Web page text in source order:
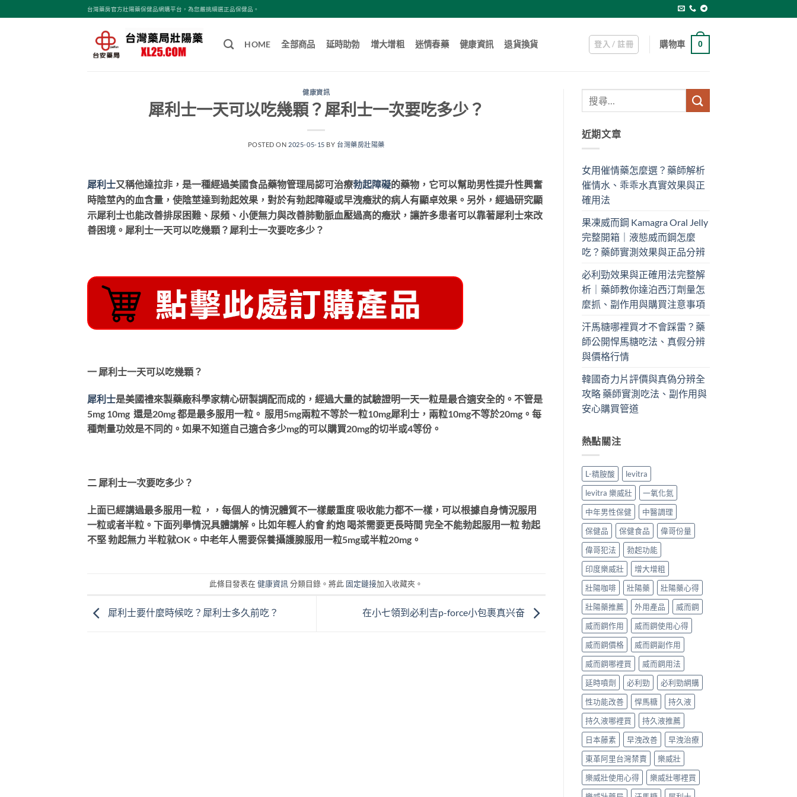
轉
台灣藥房官方壯陽藥保健品網購平台，為您嚴挑細選正品保健品。
HOME 全部商品 延時助勃 增大增粗 迷情春藥 健康資訊 退貨換貨 登入 / 註冊 購物車 0
健康資訊
犀利士一天可以吃幾顆？犀利士一次要吃多少？
POSTED ON 2025-05-15 BY 台灣藥房壯陽藥
犀利士又稱他達拉非，是一種經過美國食品藥物管理局認可治療勃起障礙的藥物，它可以幫助男性提升性興奮
時陰莖內的血含量，使陰莖達到勃起效果，對於有勃起障礙或早洩癥狀的病人有顯卓效果。 另外，經過研究顯
示犀利士也能改善排尿困難、尿頻、小便無力與改善肺動脈血壓過高的癥狀，讓許多患者可以靠著犀利士來改
善困境。犀利士一天可以吃幾顆？犀利士一次要吃多少？
一 犀利士一天可以吃幾顆？
犀利士是美國禮來製藥廠科學家精心研製調配而成的，經過大量的試驗證明一天一粒是最合適安全的。不管是
5mg 10mg 還是20mg 都是最多服用一粒。 服用5mg兩粒不等於一粒10mg犀利士，兩粒10mg不等於20mg。每
種劑量功效是不同的。如果不知道自己適合多少mg的可以購買20mg的切半或4等份。
二 犀利士一次要吃多少？
上面已經講過最多服用一粒 ，，每個人的情況體質不一樣嚴重度 吸收能力都不一樣，可以根據自身情況服用
一粒或者半粒。下面列舉情況具體講解。比如年輕人約會 約炮 喝茶需要更長時間 完全不能勃起服用一粒 勃起
不堅 勃起無力 半粒就OK。中老年人需要保養攝護腺服用一粒5mg或半粒20mg。
此條目發表在健康資訊分類目錄。將此 固定鏈接加入收藏夾。
犀利士要什麼時候吃？犀利士多久前吃？ 在小七領到必利吉p-force小包裹真兴奋
近期文章
女用催情藥怎麼選？藥師解析
催情水、乖乖水真實效果與正
確用法
果凍威而鋼 Kamagra Oral Jelly
完整開箱｜液態威而鋼怎麼
吃？藥師實測效果與正品分辨
必利勁效果與正確用法完整解
析｜藥師教你達泊西汀劑量怎
麼抓、副作用與購買注意事項
汗馬糖哪裡買才不會踩雷？藥
師公開悍馬糖吃法、真假分辨
與價格行情
韓國奇力片評價與真偽分辨全
攻略 藥師實測吃法、副作用與
安心購買管道
熱點關注
L-精胺酸
levitra
levitra 樂威壯
一氧化氮
中年男性保健
中醫調理
保健品
保健食品
偉哥份量
偉哥犯法
勃起功能
印度樂威壯
增大增粗
壯陽咖啡
壯陽藥
壯陽藥心得
壯陽藥推薦
外用產品
威而鋼
威而鋼作用
威而鋼使用心得
威而鋼價格
威而鋼副作用
威而鋼哪裡買
威而鋼用法
延時噴劑
必利勁
必利勁網購
性功能改善
悍馬糖
持久液
持久液哪裡買
持久液推薦
日本藤素
早洩改善
早洩治療
東革阿里台灣禁賣
樂威壯
樂威壯使用心得
樂威壯哪裡買